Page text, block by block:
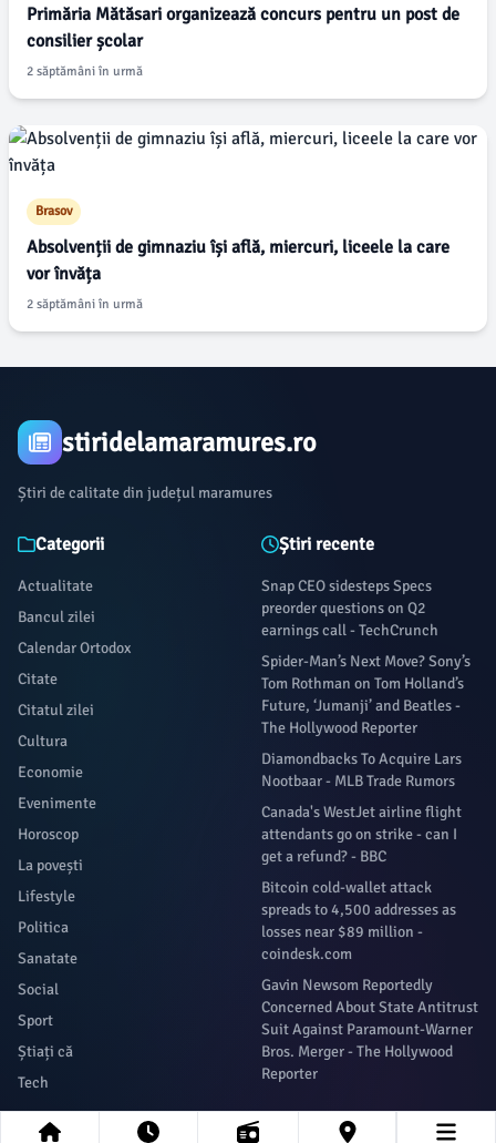
Primăria Mătăsari organizează concurs pentru un post de
consilier școlar
2 săptămâni în urmă
Brasov
Absolvenții de gimnaziu își află, miercuri, liceele la care
vor învăța
2 săptămâni în urmă
stiridelamaramures.ro
Știri de calitate din județul maramures
Categorii
Actualitate
Bancul zilei
Calendar Ortodox
Citate
Citatul zilei
Cultura
Economie
Evenimente
Horoscop
La povești
Lifestyle
Politica
Sanatate
Social
Sport
Știați că
Tech
Știri recente
Snap CEO sidesteps Specs
preorder questions on Q2
earnings call - TechCrunch
Spider-Man’s Next Move? Sony’s
Tom Rothman on Tom Holland’s
Future, ‘Jumanji’ and Beatles -
The Hollywood Reporter
Diamondbacks To Acquire Lars
Nootbaar - MLB Trade Rumors
Canada's WestJet airline flight
attendants go on strike - can I
get a refund? - BBC
Bitcoin cold-wallet attack
spreads to 4,500 addresses as
losses near $89 million -
coindesk.com
Gavin Newsom Reportedly
Concerned About State Antitrust
Suit Against Paramount-Warner
Bros. Merger - The Hollywood
Reporter
Newsletter